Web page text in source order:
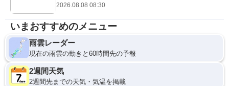
2026.08.08 08:30
いまおすすめのメニュー
雨雲レーダー
現在の雨雲の動きと60時間先の予報
2週間天気
2週間先までの天気・気温を掲載